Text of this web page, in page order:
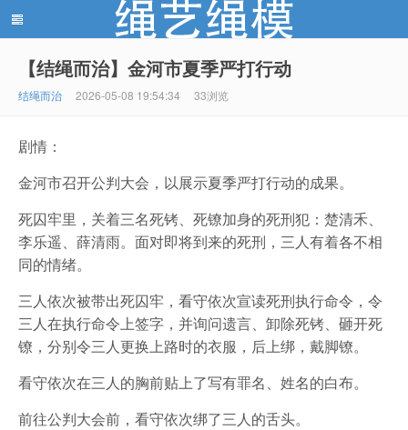
绳艺绳模(shengyishengmo.com) - 绳艺工作室 - 绳艺
【结绳而治】金河市夏季严打行动
结绳而治 2026-05-08 19:54:34 33浏览
剧情：
金河市召开公判大会，以展示夏季严打行动的成果。
死囚牢里，关着三名死铐、死镣加身的死刑犯：楚清禾、
李乐遥、薛清雨。面对即将到来的死刑，三人有着各不相
同的情绪。
三人依次被带出死囚牢，看守依次宣读死刑执行命令，令
三人在执行命令上签字，并询问遗言、卸除死铐、砸开死
镣，分别令三人更换上路时的衣服，后上绑，戴脚镣。
看守依次在三人的胸前贴上了写有罪名、姓名的白布。
前往公判大会前，看守依次绑了三人的舌头。